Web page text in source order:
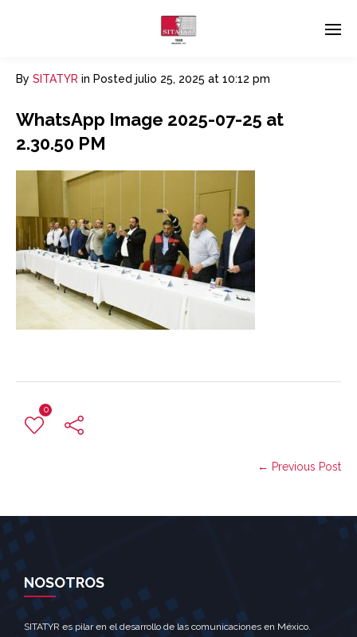
By SITATYR in Posted julio 25, 2025 at 10:12 pm
WhatsApp Image 2025-07-25 at
2.30.50 PM
0
← Previous Post
NOSOTROS
SITATYR es pilar en el desarrollo de las comunicaciones en México.